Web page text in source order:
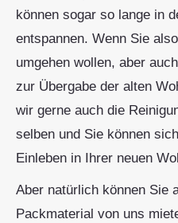
können sogar so lange in
entspannen. Wenn Sie
umgehen wollen, aber
zur Übergabe der alten
wir gerne auch die
selben und Sie können
Einleben in Ihrer neuen
Aber natürlich können Sie
Packmaterial von uns